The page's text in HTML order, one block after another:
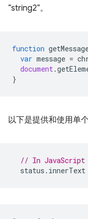
“string2”。
function
var message =
document.
}
以下是提供和使用单
// In JavaScript
status . innerText